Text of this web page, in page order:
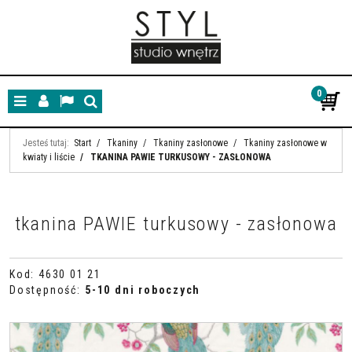
MenuPanelLangSzukaj
0
Jesteś tutaj: Start / Tkaniny / Tkaniny zasłonowe /
Tkaniny zasłonowe w
kwiaty i liście / TKANINA PAWIE TURKUSOWY - ZASŁONOWA
tkanina PAWIE turkusowy - zasłonowa
Kod : 4630 01 21
Dostępność: 5-10 dni roboczych